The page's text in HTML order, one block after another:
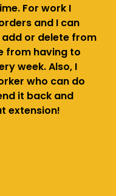
For work I
and I can
or delete from
from having to
week. Also, I
who can do
it back and
extension!